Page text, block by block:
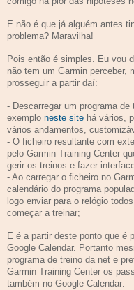
E não é que já alguém antes
problema? Maravilha!
Pois então é simples. Eu vou
não tem um Garmin perceber,
prosseguir a partir daí:
- Descarregar um programa
exemplo neste site há vários,
vários andamentos,
- O ficheiro resultante com
pelo Garmin Training Center
gerir os treinos e fazer
- Ao carregar o ficheiro no
calendário do programa
logo enviar para o relógio
começar a treinar;
E é a partir deste ponto que é
Google Calendar. Portanto
programa de treino da net e
Garmin Training Center os
também no Google Calendar: